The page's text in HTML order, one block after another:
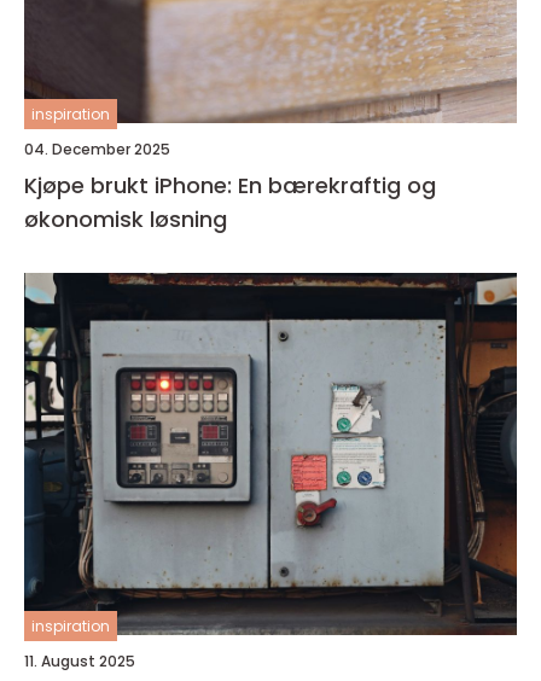
inspiration
04. December 2025
Kjøpe brukt iPhone: En bærekraftig og
økonomisk løsning
inspiration
11. August 2025